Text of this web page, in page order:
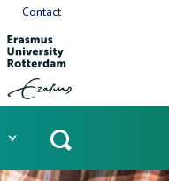
Contact